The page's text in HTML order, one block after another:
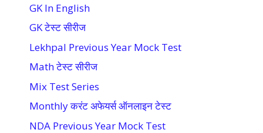
GK In English
GK टेस्ट सीरीज
Lekhpal Previous Year Mock Test
Math टेस्ट सीरीज
Mix Test Series
Monthly करंट अफेयर्स ऑनलाइन टेस्ट
NDA Previous Year Mock Test